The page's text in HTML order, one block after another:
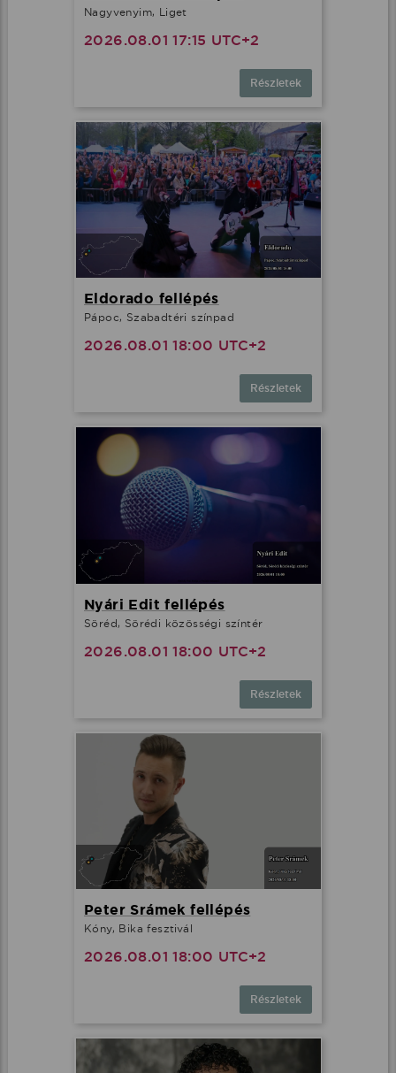
Nagyvenyim, Liget
2026.08.01 17:15 UTC+2
Részletek
Eldorado fellépés
Pápoc, Szabadtéri színpad
2026.08.01 18:00 UTC+2
Részletek
Nyári Edit fellépés
Söréd, Sörédi közösségi színtér
2026.08.01 18:00 UTC+2
Részletek
Peter Srámek fellépés
Kóny, Bika fesztivál
2026.08.01 18:00 UTC+2
Részletek